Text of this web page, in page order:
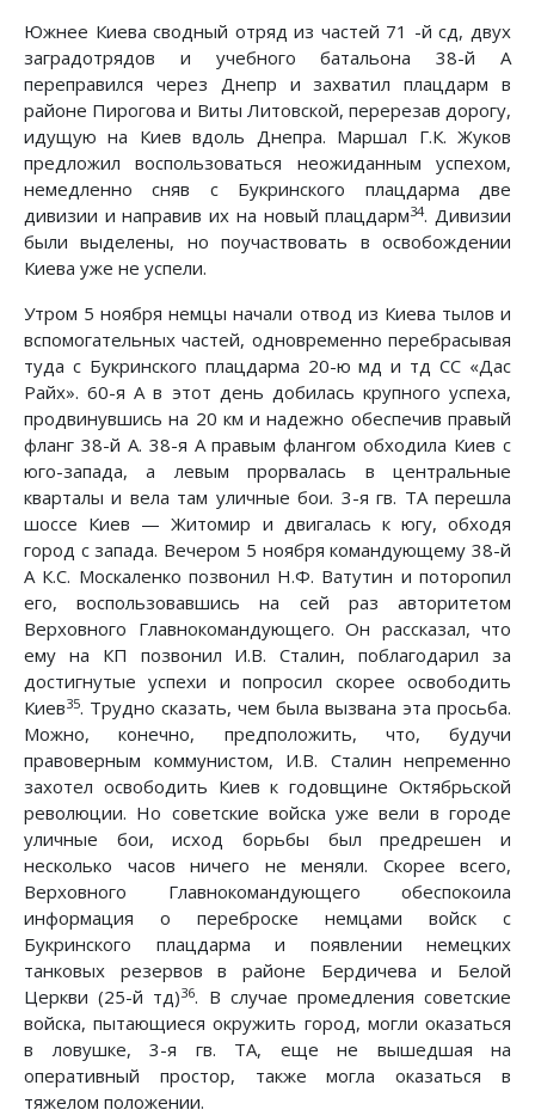
Южнее Киева сводный отряд из частей 71 -й сд, двух
заградотрядов и учебного батальона 38-й А
переправился через Днепр и захватил плацдарм в
районе Пирогова и Виты Литовской, перерезав дорогу,
идущую на Киев вдоль Днепра. Маршал Г.К. Жуков
предложил воспользоваться неожиданным успехом,
немедленно сняв с Букринского плацдарма две
дивизии и направив их на новый плацдарм34. Дивизии
были выделены, но поучаствовать в освобождении
Киева уже не успели.
Утром 5 ноября немцы начали отвод из Киева тылов и
вспомогательных частей, одновременно перебрасывая
туда с Букринского плацдарма 20-ю мд и тд СС «Дас
Райх». 60-я А в этот день добилась крупного успеха,
продвинувшись на 20 км и надежно обеспечив правый
фланг 38-й А. 38-я А правым флангом обходила Киев с
юго-запада, а левым прорвалась в центральные
кварталы и вела там уличные бои. 3-я гв. ТА перешла
шоссе Киев — Житомир и двигалась к югу, обходя
город с запада. Вечером 5 ноября командующему 38-й
А К.С. Москаленко позвонил Н.Ф. Ватутин и поторопил
его, воспользовавшись на сей раз авторитетом
Верховного Главнокомандующего. Он рассказал, что
ему на КП позвонил И.В. Сталин, поблагодарил за
достигнутые успехи и попросил скорее освободить
Киев35. Трудно сказать, чем была вызвана эта просьба.
Можно, конечно, предположить, что, будучи
правоверным коммунистом, И.В. Сталин непременно
захотел освободить Киев к годовщине Октябрьской
революции. Но советские войска уже вели в городе
уличные бои, исход борьбы был предрешен и
несколько часов ничего не меняли. Скорее всего,
Верховного Главнокомандующего обеспокоила
информация о переброске немцами войск с
Букринского плацдарма и появлении немецких
танковых резервов в районе Бердичева и Белой
Церкви (25-й тд)36. В случае промедления советские
войска, пытающиеся окружить город, могли оказаться
в ловушке, 3-я гв. ТА, еще не вышедшая на
оперативный простор, также могла оказаться в
тяжелом положении.